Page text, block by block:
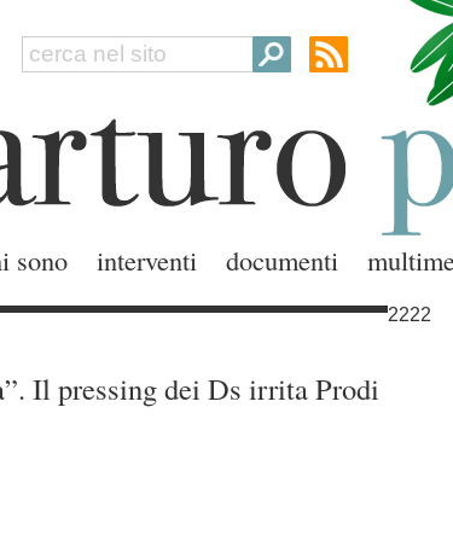
sono interventi documenti
2222
Il pressing dei Ds irrita Prodi